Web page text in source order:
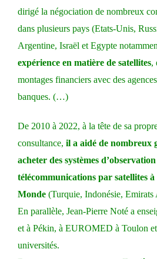
dirigé la négociation de nombreux
dans plusieurs pays (Etats-Unis,
Argentine, Israël et Egypte
expérience en matière de satellites,
montages financiers avec des
banques. (…)
De 2010 à 2022, à la tête de sa
consultance, il a aidé de nombreux
acheter des systèmes
télécommunications par satellites
Monde (Turquie, Indonésie, Emirats
En parallèle, Jean-Pierre Noté a
et à Pékin, à EUROMED à Toulon
universités.